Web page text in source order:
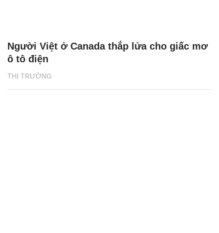
THỊ TRƯỜNG
Người Việt ở Canada thắp lửa cho giấc mơ
ô tô điện